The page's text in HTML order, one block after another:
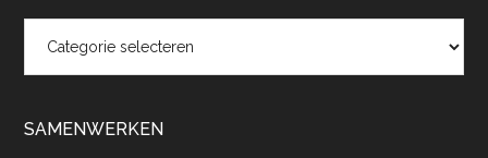
SAMENWERKEN